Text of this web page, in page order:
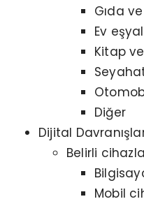
Gıda
Ev
Kitap
Diğer
Dijital
Belirli
Mobil